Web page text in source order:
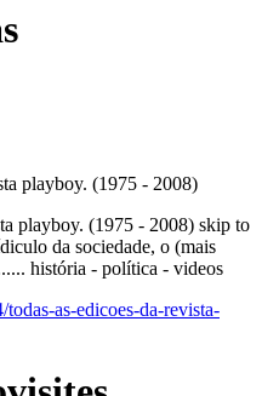
playboy. (1975 - 2008)
playboy. (1975 - 2008) skip to
da sociedade, o (mais
história - política - videos
as-edicoes-da-revista-